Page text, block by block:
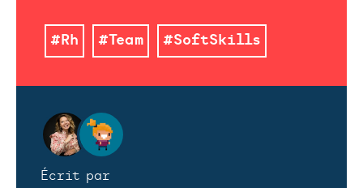
Écrit par
#Rh #Team #SoftSkills